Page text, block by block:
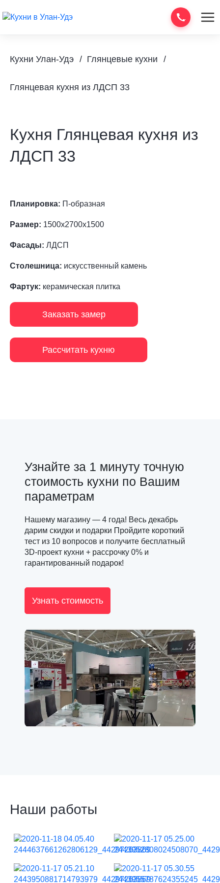
Кухни Улан-Удэ Глянцевые кухни
Глянцевая кухня из ЛДСП 33
Кухня Глянцевая кухня из
ЛДСП 33
Планировка: П-образная
Размер: 1500х2700х1500
Фасады: ЛДСП
Столешница: искусственный камень
Фартук: керамическая плитка
Заказать замер
Рассчитать кухню
Узнайте за 1 минуту точную
стоимость кухни по Вашим
параметрам
Нашему магазину — 4 года! Весь декабрь
дарим скидки и подарки Пройдите короткий
тест из 10 вопросов и получите бесплатный
3D-проект кухни + рассрочку 0% и
гарантированный подарок!
Узнать стоимость
Наши работы